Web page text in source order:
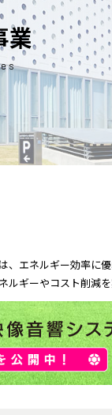
業
エネルギー効率に
ギーやコスト削減を